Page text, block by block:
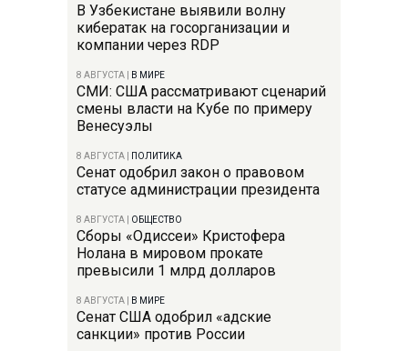
В Узбекистане выявили волну
кибератак на госорганизации и
компании через RDP
8 АВГУСТА В МИРЕ
СМИ: США рассматривают сценарий
смены власти на Кубе по примеру
Венесуэлы
8 АВГУСТА ПОЛИТИКА
Сенат одобрил закон о правовом
статусе администрации президента
8 АВГУСТА ОБЩЕСТВО
Сборы «Одиссеи» Кристофера
Нолана в мировом прокате
превысили 1 млрд долларов
8 АВГУСТА В МИРЕ
Сенат США одобрил «адские
санкции» против России